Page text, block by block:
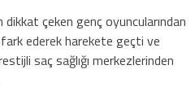
çeken genç oyuncularından
ederek harekete geçti ve
saç sağlığı merkezlerinden